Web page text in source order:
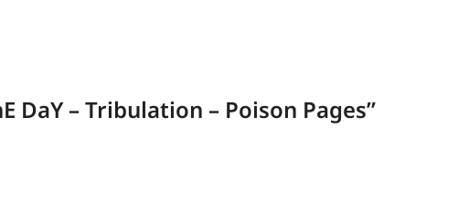
DaY – Tribulation – Poison Pages”